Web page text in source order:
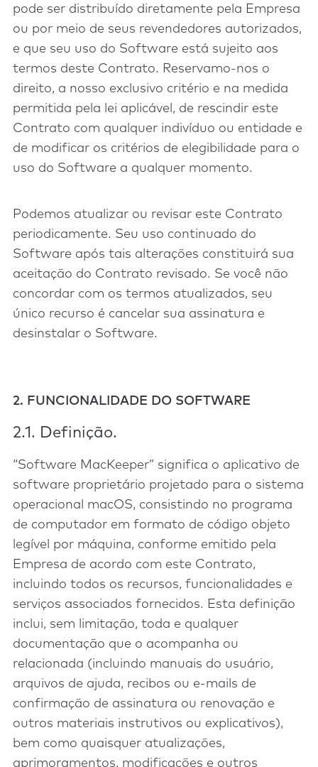
pode ser distribuído diretamente pela Empresa
ou por meio de seus revendedores autorizados,
e que seu uso do Software está sujeito aos
termos deste Contrato. Reservamo-nos o
direito, a nosso exclusivo critério e na medida
permitida pela lei aplicável, de rescindir este
Contrato com qualquer indivíduo ou entidade e
de modificar os critérios de elegibilidade para o
uso do Software a qualquer momento.
Podemos atualizar ou revisar este Contrato
periodicamente. Seu uso continuado do
Software após tais alterações constituirá sua
aceitação do Contrato revisado. Se você não
concordar com os termos atualizados, seu
único recurso é cancelar sua assinatura e
desinstalar o Software.
2. FUNCIONALIDADE DO SOFTWARE
2.1. Definição.
“Software MacKeeper” significa o aplicativo de
software proprietário projetado para o sistema
operacional macOS, consistindo no programa
de computador em formato de código objeto
legível por máquina, conforme emitido pela
Empresa de acordo com este Contrato,
incluindo todos os recursos, funcionalidades e
serviços associados fornecidos. Esta definição
inclui, sem limitação, toda e qualquer
documentação que o acompanha ou
relacionada (incluindo manuais do usuário,
arquivos de ajuda, recibos ou e-mails de
confirmação de assinatura ou renovação e
outros materiais instrutivos ou explicativos),
bem como quaisquer atualizações,
aprimoramentos, modificações e outros